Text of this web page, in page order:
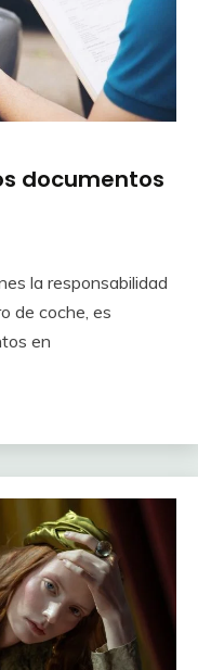
documentos
la responsabilidad
de coche, es
en